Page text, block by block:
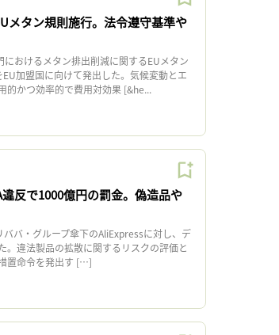
メタン規則施行。法令遵守基準や
おけるメタン排出削減に関するEUメタン
加盟国に向けて発出した。気候変動とエ
的かつ効率的で費用対効果 [&he...
違反で1000億円の罰金。偽造品や
バ・グループ傘下のAliExpressに対し、デ
。違法製品の拡散に関するリスクの評価と
置命令を発出す […]